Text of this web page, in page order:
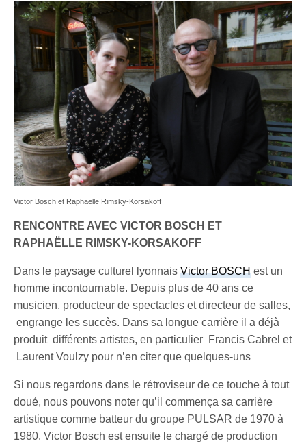
Victor Bosch et Raphaëlle Rimsky-Korsakoff
RENCONTRE AVEC VICTOR BOSCH ET
RAPHAËLLE RIMSKY-KORSAKOFF
Dans le paysage culturel lyonnaisVictor BOSCH est un
homme incontournable. Depuis plus de 40 ans ce
musicien, producteur de spectacles et directeur de salles,
engrange les succès. Dans sa longue carrière il a déjà
produit différents artistes, en particulier Francis Cabrel et
Laurent Voulzy pour n’en citer que quelques-uns
Si nous regardons dans le rétroviseur de ce touche à tout
doué, nous pouvons noter qu’il commença sa carrière
artistique comme batteur du groupe PULSAR de 1970 à
1980. Victor Bosch est ensuite le chargé de production